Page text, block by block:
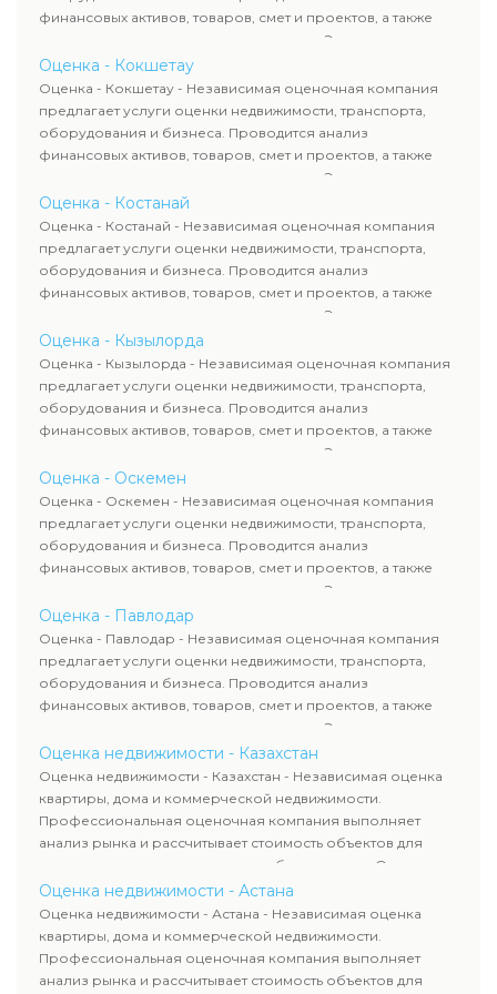
финансовых активов, товаров, смет и проектов, а также
оценка животных и недропользования. Эксперты
определяют рыночную стоимость имущества и
рассчитывают ущерб. Все отчеты соответствуют
требованиям законодательства и используются для
сделок, кредитования и судебных процессов.
Оценка - Кокшетау
Оценка - Кокшетау - Независимая оценочная компания
предлагает услуги оценки недвижимости, транспорта,
оборудования и бизнеса. Проводится анализ
финансовых активов, товаров, смет и проектов, а также
оценка животных и недропользования. Эксперты
определяют рыночную стоимость имущества и
рассчитывают ущерб. Все отчеты соответствуют
требованиям законодательства и используются для
сделок, кредитования и судебных процессов.
Оценка - Костанай
Оценка - Костанай - Независимая оценочная компания
предлагает услуги оценки недвижимости, транспорта,
оборудования и бизнеса. Проводится анализ
финансовых активов, товаров, смет и проектов, а также
оценка животных и недропользования. Эксперты
определяют рыночную стоимость имущества и
рассчитывают ущерб. Все отчеты соответствуют
требованиям законодательства и используются для
сделок, кредитования и судебных процессов.
Оценка - Кызылорда
Оценка - Кызылорда - Независимая оценочная компания
предлагает услуги оценки недвижимости, транспорта,
оборудования и бизнеса. Проводится анализ
финансовых активов, товаров, смет и проектов, а также
оценка животных и недропользования. Эксперты
определяют рыночную стоимость имущества и
рассчитывают ущерб. Все отчеты соответствуют
требованиям законодательства и используются для
сделок, кредитования и судебных процессов.
Оценка - Оскемен
Оценка - Оскемен - Независимая оценочная компания
предлагает услуги оценки недвижимости, транспорта,
оборудования и бизнеса. Проводится анализ
финансовых активов, товаров, смет и проектов, а также
оценка животных и недропользования. Эксперты
определяют рыночную стоимость имущества и
рассчитывают ущерб. Все отчеты соответствуют
требованиям законодательства и используются для
сделок, кредитования и судебных процессов.
Оценка - Павлодар
Оценка - Павлодар - Независимая оценочная компания
предлагает услуги оценки недвижимости, транспорта,
оборудования и бизнеса. Проводится анализ
финансовых активов, товаров, смет и проектов, а также
оценка животных и недропользования. Эксперты
определяют рыночную стоимость имущества и
рассчитывают ущерб. Все отчеты соответствуют
требованиям законодательства и используются для
сделок, кредитования и судебных процессов.
Оценка недвижимости - Казахстан
Оценка недвижимости - Казахстан - Независимая оценка
квартиры, дома и коммерческой недвижимости.
Профессиональная оценочная компания выполняет
анализ рынка и рассчитывает стоимость объектов для
продажи, ипотеки, аренды и судебных споров. Оценка
недвижимости включает современные методы и
гарантирует объективные результаты. Отчеты
используются для банков, судов и страховых компаний по
всему Казахстану.
Оценка недвижимости - Астана
Оценка недвижимости - Астана - Независимая оценка
квартиры, дома и коммерческой недвижимости.
Профессиональная оценочная компания выполняет
анализ рынка и рассчитывает стоимость объектов для